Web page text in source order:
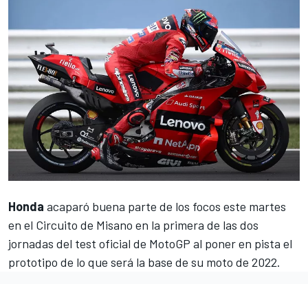
Honda acaparó buena parte de los focos este martes
en el Circuito de Misano en la primera de las dos
jornadas del test oficial de MotoGP al poner en pista el
prototipo de lo que será la base de su moto de 2022.